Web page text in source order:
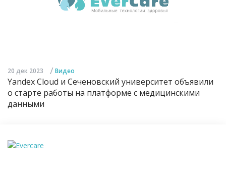
20 дек 2023 / Видео
Yandex Cloud и Сеченовский университет объявили
о старте работы на платформе с медицинскими
данными